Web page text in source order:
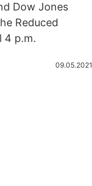
Dow Jones
Reduced
4 p.m.
09.05.2021